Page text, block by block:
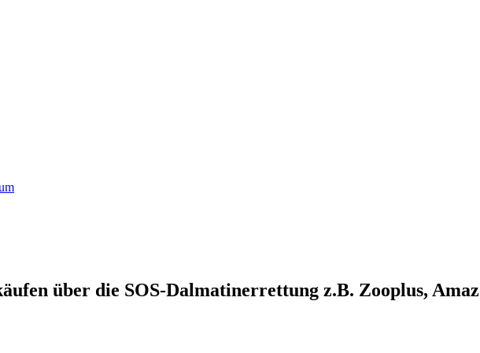
über die SOS-Dalmatinerrettung z.B. Zooplus,